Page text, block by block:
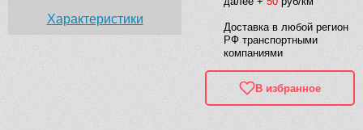
Доставка в любой регион
РФ транспортными
компаниями
В избранное
Характеристики